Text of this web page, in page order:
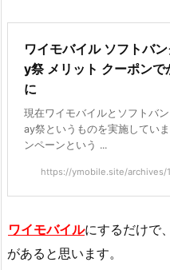
ワイモバイル ソフトバ
y祭 メリット クーポンで
に
現在ワイモバイルとソフトバ
ay祭というものを実施してい
ンペーンという ...
https://ymobile.site/archives/
ワイモバイルにするだけで
があると思います。